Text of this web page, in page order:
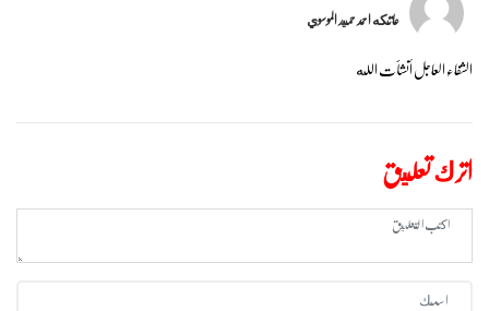
عاتكه احمد حميد الموسوي
الشفاء العاجل أنشأت الله
اترك تعليق